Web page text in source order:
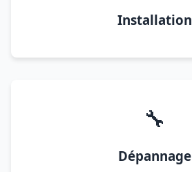
Installation
🔧
Dépannage